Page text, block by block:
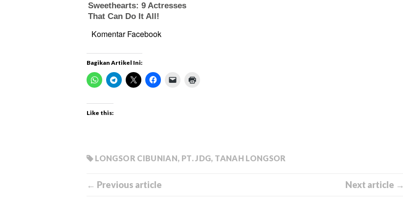
Komentar Facebook
Bagikan Artikel Ini:
Like this:
LONGSOR CIBUNIAN, PT. JDG, TANAH LONGSOR
← Previous article Next article →